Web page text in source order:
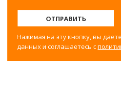
ОТПРАВИТЬ
Нажимая на эту кнопку, вы
данных и соглашаетесь с